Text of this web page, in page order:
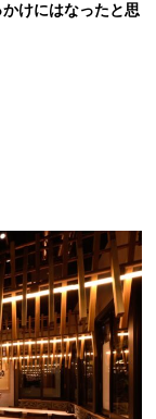
けにはなったと思